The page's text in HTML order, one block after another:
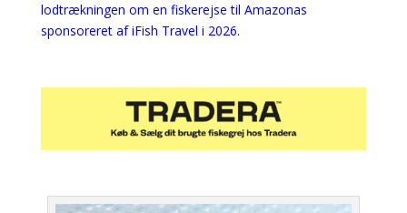
lodtrækningen om en fiskerejse til Amazonas
sponsoreret af iFish Travel i 2026.